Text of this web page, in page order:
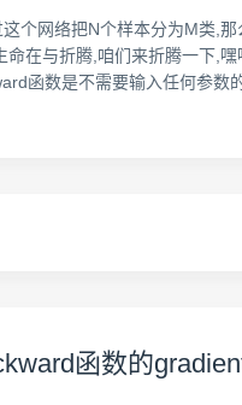
个网络把N个样本分为M类,
在与折腾,咱们来折腾一下,
函数是不需要输入任何参数
函数的